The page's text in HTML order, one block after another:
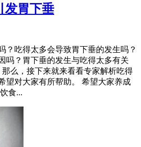
发胃下垂
？吃得太多会导致胃下垂的发生吗？
吗？胃下垂的发生与吃得太多有关
么，接下来就来看看专家解析吃得
望对大家有所帮助。 希望大家养成
食...